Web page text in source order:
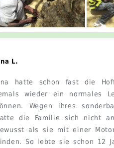
L.
hatte schon fast die
wieder ein normales
Wegen ihres
die Familie sich nicht
als sie mit einer
So lebte sie schon 12